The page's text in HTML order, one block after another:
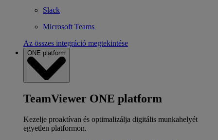
Slack
Microsoft Teams
Az összes integráció megtekintése
ONE platform
TeamViewer ONE platform
Kezelje proaktívan és optimalizálja digitális munkahelyét
egyetlen platformon.